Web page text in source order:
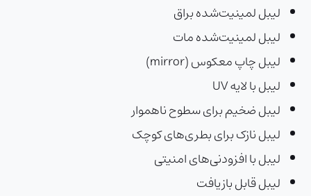
لیبل لمینیت‌شده براق
لیبل لمینیت‌شده مات
لیبل چاپ معکوس (mirror)
لیبل با لایه UV
لیبل ضخیم برای سطوح ناهموار
لیبل نازک برای بطری‌های کوچک
لیبل با افزودنی‌های امنیتی
لیبل قابل بازیافت